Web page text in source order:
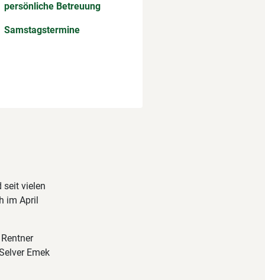
persönliche Betreuung
Samstagstermine
seit vielen
im April
Emek